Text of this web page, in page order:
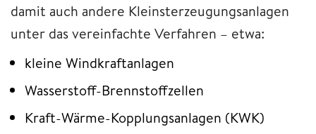
damit auch andere Kleinsterzeugungsanlagen
unter das vereinfachte Verfahren – etwa:
kleine Windkraftanlagen
Wasserstoff-Brennstoffzellen
Kraft-Wärme-Kopplungsanlagen (KWK)